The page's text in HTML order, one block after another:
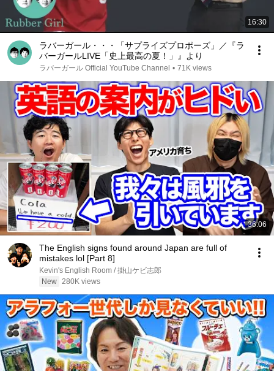
16:30
ラバーガール・・・「サプライズプロポーズ」／『ラ
バーガールLIVE「史上最高の夏！」』より
ラバーガール Official YouTube Channel • 71K views
36:06
The English signs found around Japan are full of
mistakes lol [Part 8]
Kevin's English Room / 掛山ケビ志郎
New 280K views